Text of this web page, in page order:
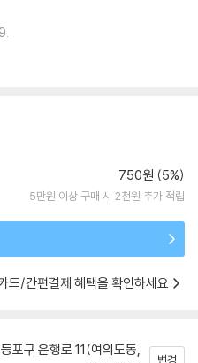
750원 (5%)
5만원 이상 구매 시 2천원 추가 적립
드/간편결제 혜택을 확인하세요
포구 은행로 11(여의도동,
변경